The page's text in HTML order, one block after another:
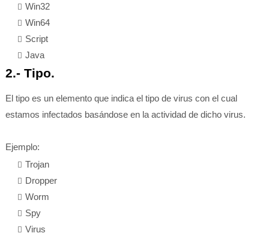
Win32
Win64
Script
Java
2.- Tipo.
El tipo es un elemento que indica el tipo de virus con el cual
estamos infectados basándose en la actividad de dicho virus.
Ejemplo:
Trojan
Dropper
Worm
Spy
Virus